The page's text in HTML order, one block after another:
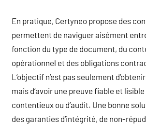
En pratique, Certyneo propose des
permettent de naviguer aisément
fonction du type de document, du
opérationnel et des obligations
L’objectif n’est pas seulement
mais d’avoir une preuve fiable et
contentieux ou d’audit. Une bonne
des garanties d’intégrité, de non-